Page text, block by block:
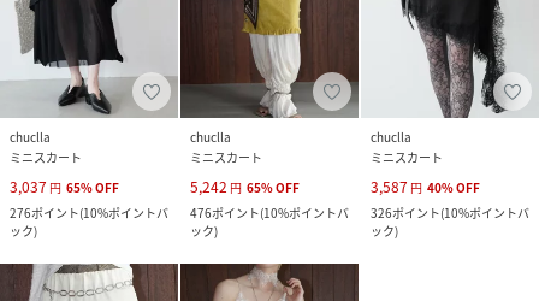
chuclla
ミニスカート
3,037 円 65%OFF
276ポイント(10%ポイントバ
ック)
chuclla
ミニスカート
5,242 円 65%OFF
476ポイント(10%ポイントバ
ック)
chuclla
ミニスカート
3,587 円 40%OFF
326ポイント(10%ポイントバ
ック)